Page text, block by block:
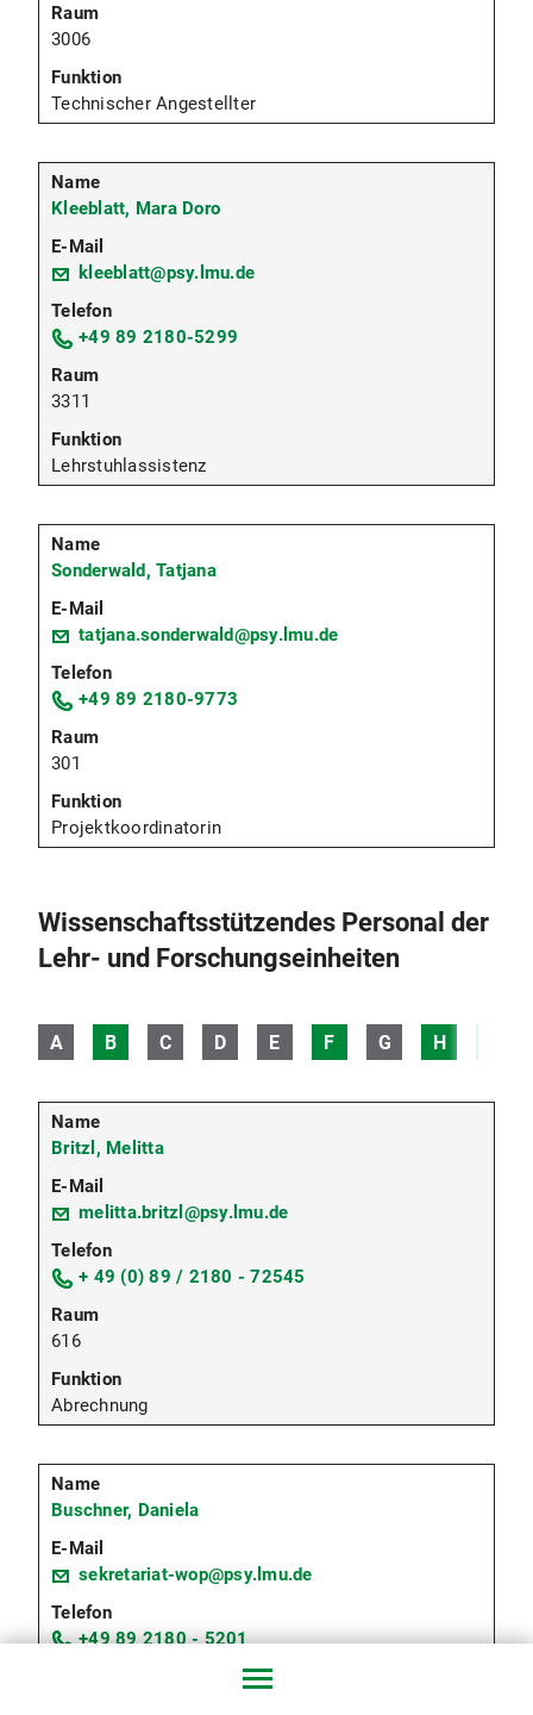
3006
Technischer Angestellter
Kleeblatt, Mara Doro
kleeblatt@psy.lmu.de
+49 89 2180-5299
3311
Lehrstuhlassistenz
Sonderwald, Tatjana
tatjana.sonderwald@psy.lmu.de
+49 89 2180-9773
301
Projektkoordinatorin
Wissenschaftsstützendes Personal der
Lehr- und Forschungseinheiten
A B C D E F G H
Britzl, Melitta
melitta.britzl@psy.lmu.de
+ 49 (0) 89 / 2180 - 72545
616
Abrechnung
Buschner, Daniela
sekretariat-wop@psy.lmu.de
+49 89 2180 - 5201